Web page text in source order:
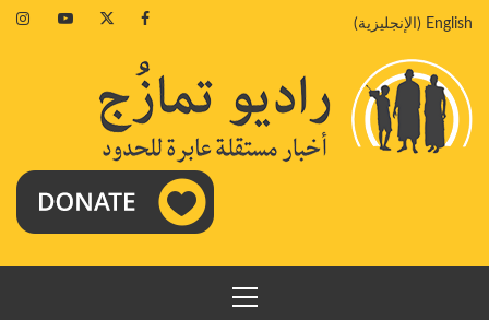
إلىEnglish
( الإنجليزية)
Facebook
Twitter
Youtube
القائمة